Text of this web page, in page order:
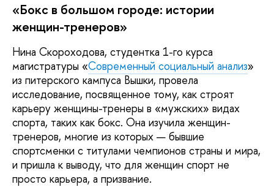
«Бокс в большом городе: истории
женщин-тренеров»
Нина Скороходова, студентка 1-го курса
магистратуры «Современный социальный анализ»
из питерского кампуса Вышки, провела
исследование, посвященное тому, как строят
карьеру женщины-тренеры в «мужских» видах
спорта, таких как бокс. Она изучила женщин-
тренеров, многие из которых — бывшие
спортсменки с титулами чемпионов страны и мира,
и пришла к выводу, что для женщин спорт не
просто карьера, а призвание.